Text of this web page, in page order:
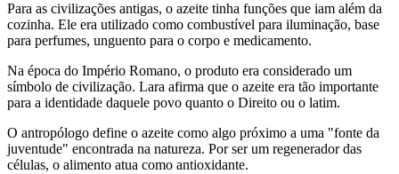
Para as civilizações antigas, o azeite tinha funções que iam além da
cozinha. Ele era utilizado como combustível para iluminação, base
para perfumes, unguento para o corpo e medicamento.
Na época do Império Romano, o produto era considerado um
símbolo de civilização. Lara afirma que o azeite era tão importante
para a identidade daquele povo quanto o Direito ou o latim.
O antropólogo define o azeite como algo próximo a uma "fonte da
juventude" encontrada na natureza. Por ser um regenerador das
células, o alimento atua como antioxidante.